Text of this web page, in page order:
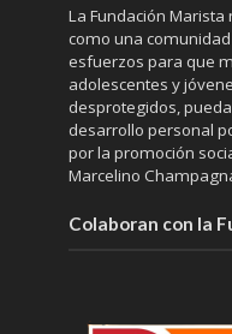
La Fundación Marista
como una
esfuerzos para que
adolescentes y
desprotegidos,
desarrollo personal
por la promoción
Marcelino
Colaboran con la